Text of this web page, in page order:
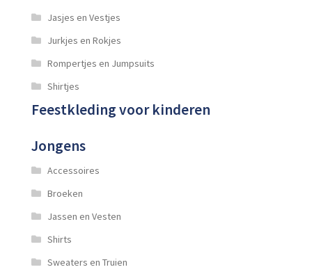
Jasjes en Vestjes
Jurkjes en Rokjes
Rompertjes en Jumpsuits
Shirtjes
Feestkleding voor kinderen
Jongens
Accessoires
Broeken
Jassen en Vesten
Shirts
Sweaters en Truien